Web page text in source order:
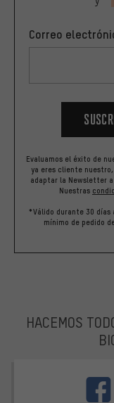
Correo
Evaluamos el éxito de
ya eres cliente
adaptar la Newsletter
Nuestras
*Válido durante 30
mínimo de pedido
HACEMOS